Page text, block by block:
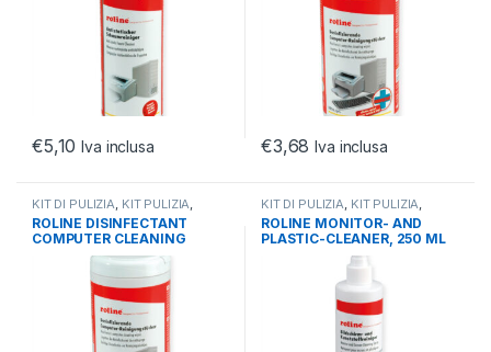
€5,10 Iva inclusa €3,68 Iva inclusa
KIT DI PULIZIA KIT PULIZIA
MONITOR
ROLINE DISINFECTANT
COMPUTER CLEANING
WIPES, 100 PCS.
KIT DI PULIZIA KIT PULIZIA
MONITOR
ROLINE MONITOR- AND
PLASTIC-CLEANER, 250 ML